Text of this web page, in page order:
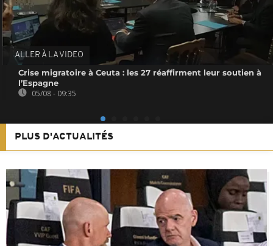
ALLER À LA VIDEO
Crise migratoire à Ceuta : les 27 réaffirment leur soutien à
l’Espagne
05/08 - 09:35
PLUS D'ACTUALITÉS